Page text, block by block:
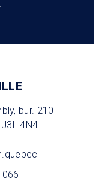
bur. 210
4N4